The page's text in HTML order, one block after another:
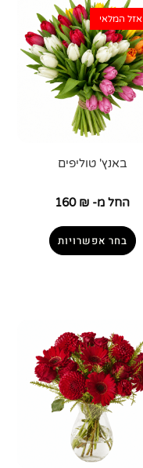
אזל המלאי
באנץ' טוליפים
החל מ- 160 ₪
בחר אפשרויות